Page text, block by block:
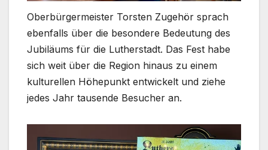
Oberbürgermeister Torsten Zugehör sprach
ebenfalls über die besondere Bedeutung des
Jubiläums für die Lutherstadt. Das Fest habe
sich weit über die Region hinaus zu einem
kulturellen Höhepunkt entwickelt und ziehe
jedes Jahr tausende Besucher an.